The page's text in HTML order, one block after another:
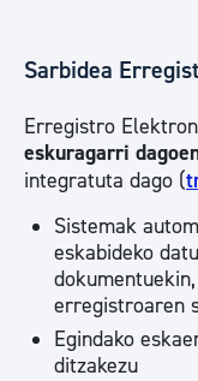
Sarbidea
Erregistro
eskuragarri
integratuta dago (
Sistemak
eskabideko
erregistroaren
Egindako
ditzakezu